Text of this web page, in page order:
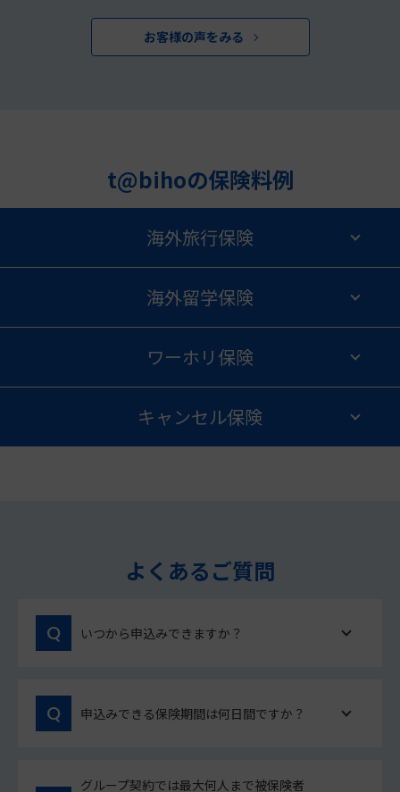
お客様の声をみる
t@bihoの保険料例
海外旅行保険
海外留学保険
ワーホリ保険
キャンセル保険
よくあるご質問
いつから申込みできますか？
申込みできる保険期間は何日間ですか？
グループ契約では最大何人まで被保険者